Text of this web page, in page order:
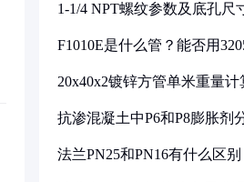
1-1/4 NPT螺纹参数及底孔尺
F1010E是什么管？能否用
20x40x2镀锌方管单米重量计
抗渗混凝土中P6和P8膨胀剂
法兰PN25和PN16有什么区别